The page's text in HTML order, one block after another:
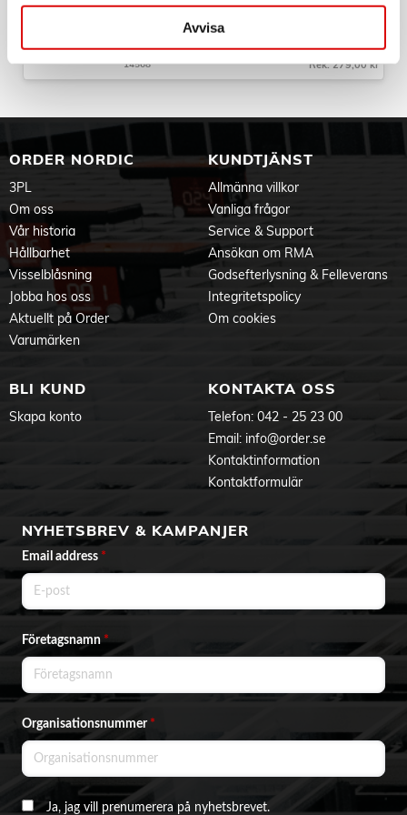
Avvisa
Tillv. art. nr:
14568
Rek: 279,00 kr
ORDER NORDIC
3PL
Om oss
Vår historia
Hållbarhet
Visselblåsning
Jobba hos oss
Aktuellt på Order
Varumärken
KUNDTJÄNST
Allmänna villkor
Vanliga frågor
Service & Support
Ansökan om RMA
Godsefterlysning & Felleverans
Integritetspolicy
Om cookies
BLI KUND
Skapa konto
KONTAKTA OSS
Telefon: 042 - 25 23 00
Email: info@order.se
Kontaktinformation
Kontaktformulär
NYHETSBREV & KAMPANJER
Email address *
Företagsnamn*
Organisationsnummer *
Ja, jag vill prenumerera på nyhetsbrevet.